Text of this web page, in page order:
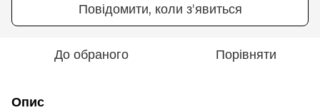
Повідомити, коли з'явиться
До обраного Порівняти
Опис